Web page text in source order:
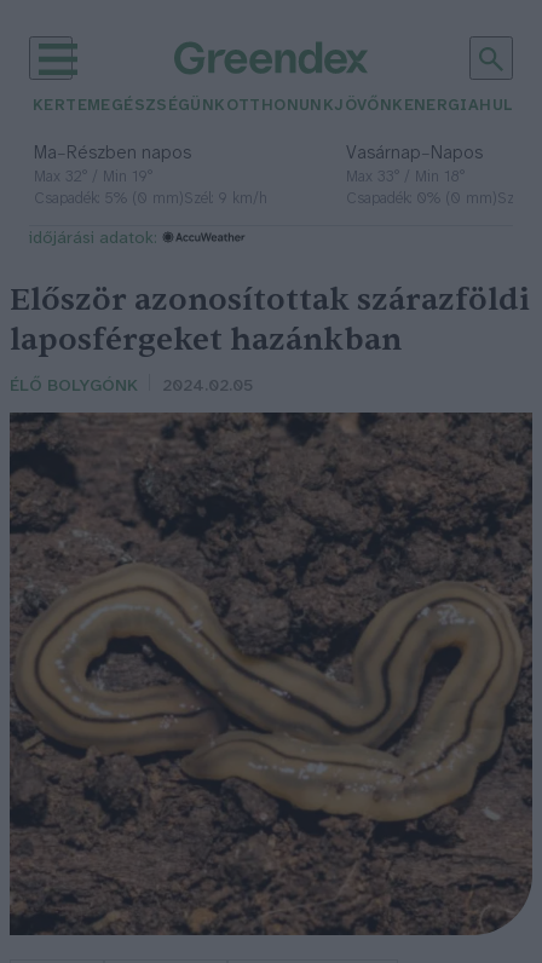
KERTEM EGÉSZSÉGÜNK OTTHONUNKJÖVŐNK ENERGIA
Ma– Részben napos
Max 32° / Min 19°
Csapadék: 5% (0 mm)Szél: 9 km/h
Vasárnap– Napos
Max 33° / Min 18°
Csapadék: 0% (0 mm)Szél:
időjárási adatok:
Először azonosítottak szárazföldi
laposférgeket hazánkban
ÉLŐ BOLYGÓNK 2024.02.05